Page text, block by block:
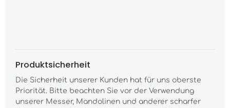
Produktsicherheit
Die Sicherheit unserer Kunden hat für uns oberste
Priorität. Bitte beachten Sie vor der Verwendung
unserer Messer, Mandolinen und anderer scharfer